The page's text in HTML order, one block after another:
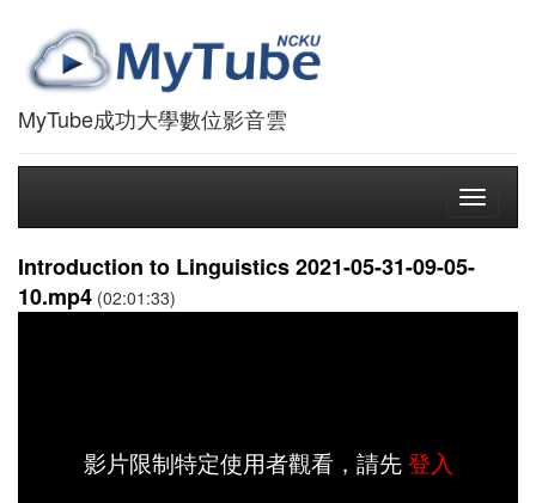
MyTube成功大學數位影音雲
Toggle
Introduction to Linguistics 2021-05-31-09-05-
10.mp4 (02:01:33)
影片限制特定使用者觀看，請先登入